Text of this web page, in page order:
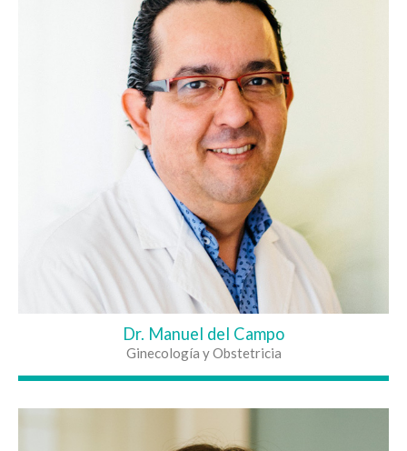
Dr. Manuel del Campo
Ginecología y Obstetricia